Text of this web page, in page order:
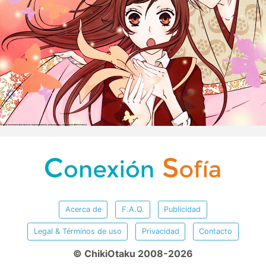
Acerca de F.A.Q. Publicidad
Legal & Términos de uso Privacidad Contacto
© ChikiOtaku 2008-2026